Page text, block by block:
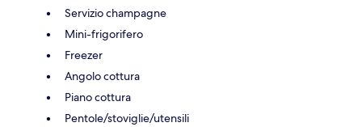
Servizio champagne
Mini-frigorifero
Freezer
Angolo cottura
Piano cottura
Pentole/stoviglie/utensili